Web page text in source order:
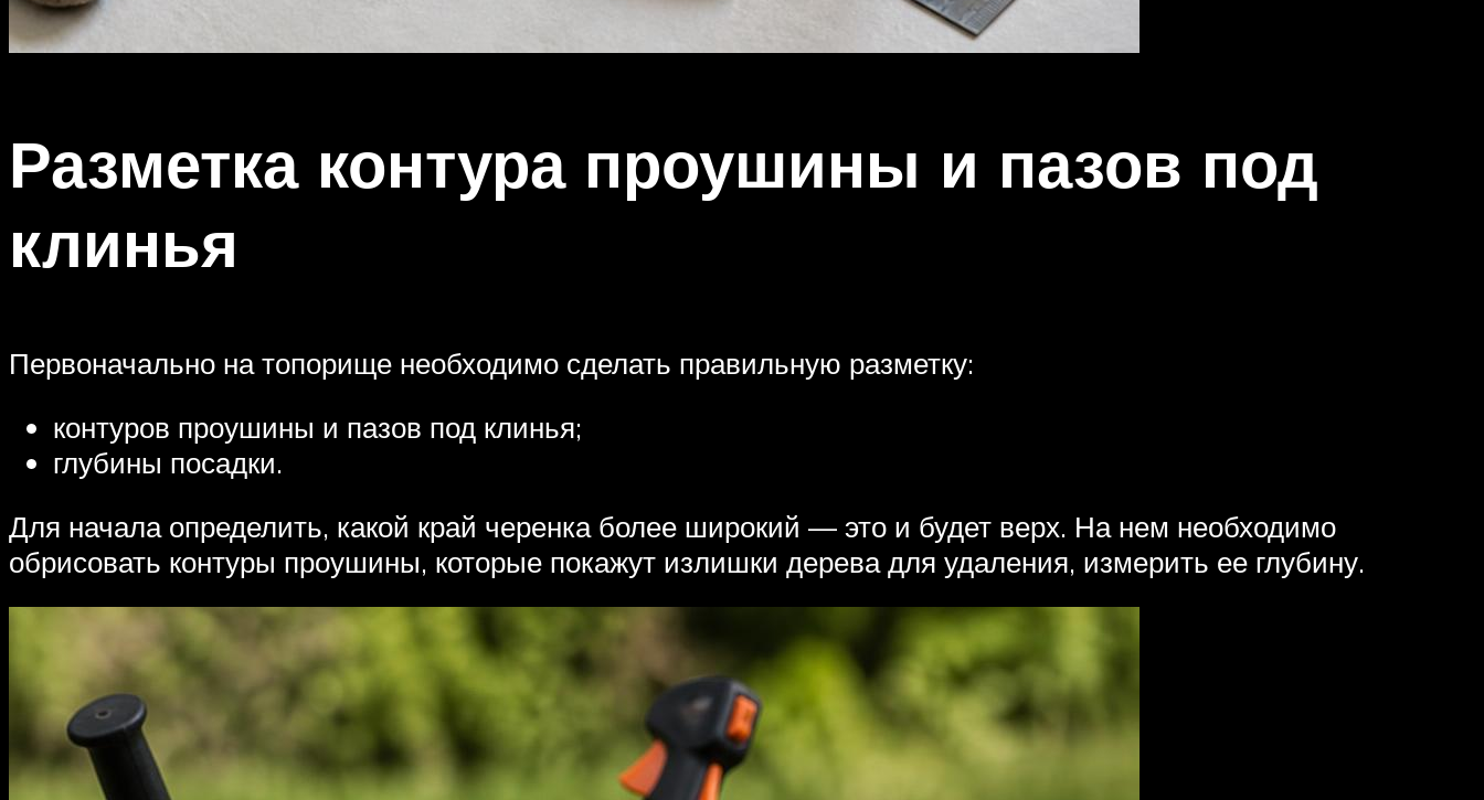
Разметка контура проушины и пазов под
клинья
Первоначально на топорище необходимо сделать правильную разметку:
контуров проушины и пазов под клинья;
глубины посадки.
Для начала определить, какой край черенка более широкий — это и будет верх. На нем необходимо
обрисовать контуры проушины, которые покажут излишки дерева для удаления, измерить ее глубину.